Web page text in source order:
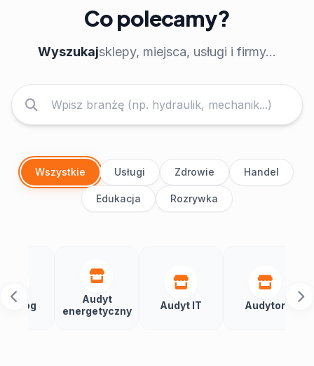
Co polecamy?
Wyszukajsklepy, miejsca, usługi i firmy...
Wszystkie Usługi Zdrowie Handel
Edukacja Rozrywka
energetyczny
Audyt IT Audytor